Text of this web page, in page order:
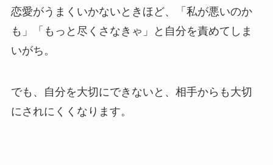
恋愛がうまくいかないときほど、「私が悪いのか
も」「もっと尽くさなきゃ」と自分を責めてしま
いがち。
でも、自分を大切にできないと、相手からも大切
にされにくくなります。